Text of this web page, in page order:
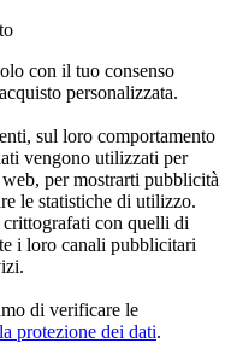
con il tuo consenso
personalizzata.
sul loro comportamento
vengono utilizzati per
per mostrarti pubblicità
le statistiche di utilizzo.
con quelli di
i loro canali pubblicitari
di verificare le
protezione dei dati.